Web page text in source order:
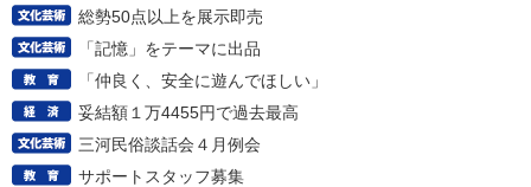
総勢50点以上を展示即売
「記憶」をテーマに出品
「仲良く、安全に遊んでほしい」
妥結額１万4455円で過去最高
三河民俗談話会４月例会
サポートスタッフ募集